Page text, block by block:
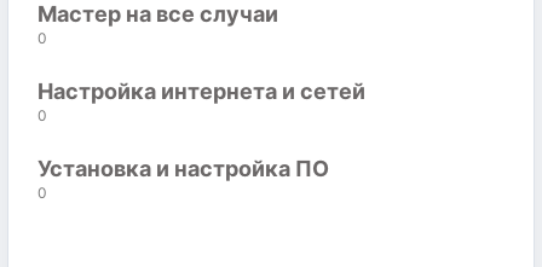
Мастер на все случаи
0
Настройка интернета и сетей
0
Установка и настройка ПО
0